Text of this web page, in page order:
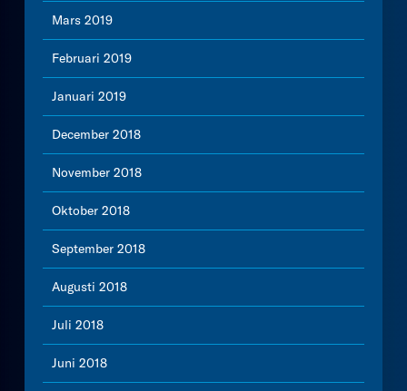
Mars 2019
Februari 2019
Januari 2019
December 2018
November 2018
Oktober 2018
September 2018
Augusti 2018
Juli 2018
Juni 2018